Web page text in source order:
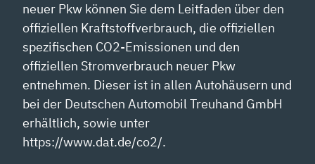
neuer Pkw können Sie dem Leitfaden über den
offiziellen Kraftstoffverbrauch, die offiziellen
spezifischen CO2-Emissionen und den
offiziellen Stromverbrauch neuer Pkw
entnehmen. Dieser ist in allen Autohäusern und
bei der Deutschen Automobil Treuhand GmbH
erhältlich, sowie unter
https://www.dat.de/co2/.